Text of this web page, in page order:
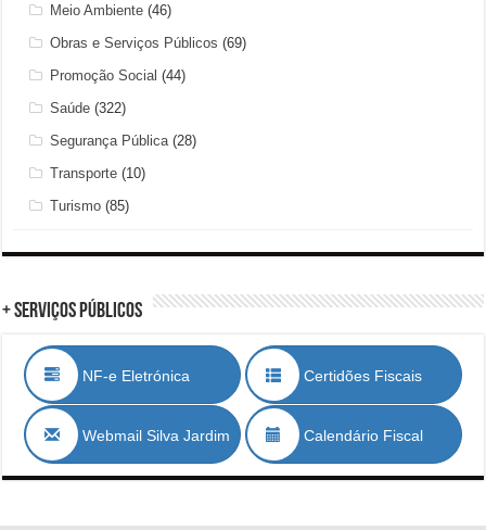
Meio Ambiente (46)
Obras e Serviços Públicos (69)
Promoção Social (44)
Saúde (322)
Segurança Pública (28)
Transporte (10)
Turismo (85)
+ Serviços Públicos
NF-e Eletrónica Certidões Fiscais
Webmail Silva Jardim Calendário Fiscal